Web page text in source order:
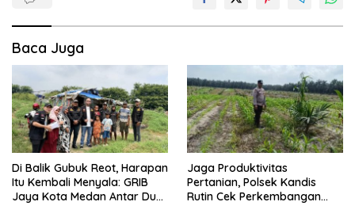
Baca Juga
Di Balik Gubuk Reot, Harapan
Itu Kembali Menyala: GRIB
Jaya Kota Medan Antar Dua
Jaga Produktivitas
Pertanian, Polsek Kandis
Rutin Cek Perkembangan